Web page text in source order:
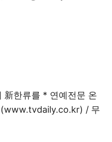
한류를 * 연예전문 온
(www.tvdaily.co.kr) / 무